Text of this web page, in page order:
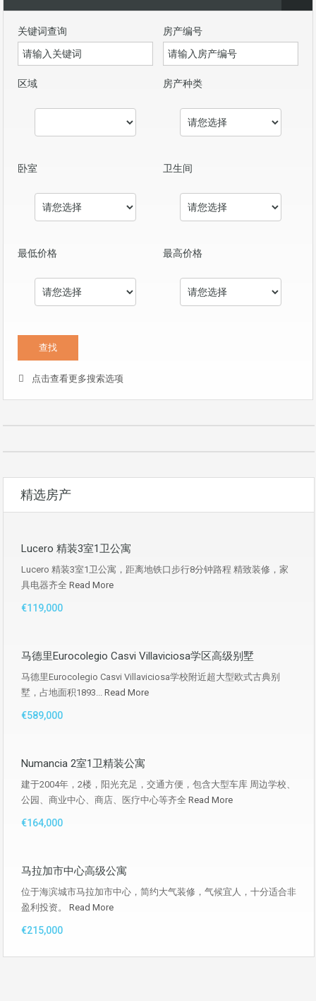
关键词查询 房产编号
区域 房产种类
卧室 卫生间
最低价格 最高价格
点击查看更多搜索选项
精选房产
Lucero 精装3室1卫公寓
Lucero 精装3室1卫公寓，距离地铁口步行8分钟路程 精致装修，家
具电器齐全 Read More
€119,000
马德里Eurocolegio Casvi Villaviciosa学区高级别墅
马德里Eurocolegio Casvi Villaviciosa学校附近超大型欧式古典别
墅，占地面积1893... Read More
€589,000
Numancia 2室1卫精装公寓
建于2004年，2楼，阳光充足，交通方便，包含大型车库 周边学校、
公园、商业中心、商店、医疗中心等齐全 Read More
€164,000
马拉加市中心高级公寓
位于海滨城市马拉加市中心，简约大气装修，气候宜人，十分适合非
盈利投资。 Read More
€215,000